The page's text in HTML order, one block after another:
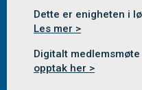
Dette er enigheten i
Les mer >
Digitalt
opptak her >